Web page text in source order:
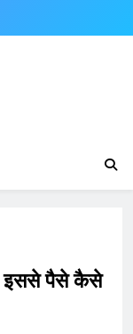
इससे पैसे कैसे